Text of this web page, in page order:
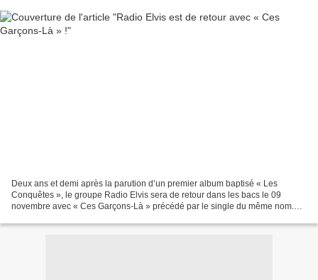
Deux ans et demi après la parution d’un premier album baptisé « Les
Conquêtes », le groupe Radio Elvis sera de retour dans les bacs le 09
novembre avec « Ces Garçons-Là » précédé par le single du même nom.